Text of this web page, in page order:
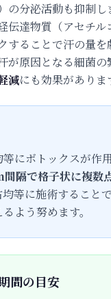
の分泌活動も抑制
伝達物質（アセチル
することで汗の量を
が原因となる細菌の
減にも効果がありま
にボトックスが作
隔で格子状に複数
均等に施術すること
よう努めます。
間の目安